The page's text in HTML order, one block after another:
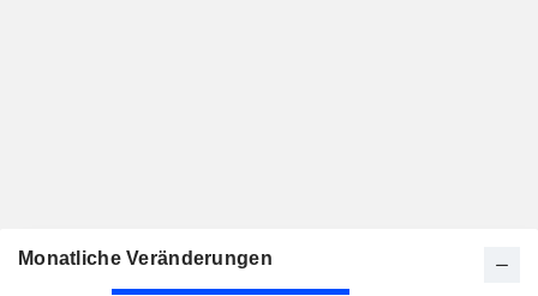
Monatliche Veränderungen